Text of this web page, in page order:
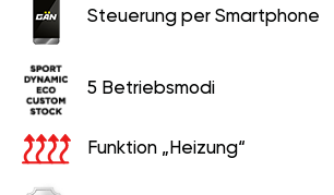
Steuerung per Smartphone
5 Betriebsmodi
Funktion „Heizung“